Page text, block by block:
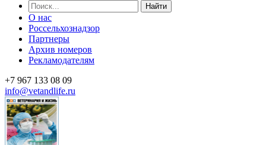
Найти
О нас
Россельхознадзор
Партнеры
Архив номеров
Рекламодателям
+7 967 133 08 09
info@vetandlife.ru